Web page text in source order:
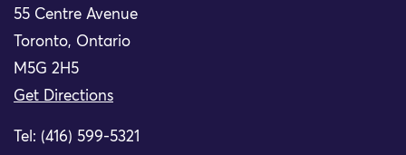
55 Centre Avenue
Toronto, Ontario
M5G 2H5
Get Directions
Tel: (416) 599-5321